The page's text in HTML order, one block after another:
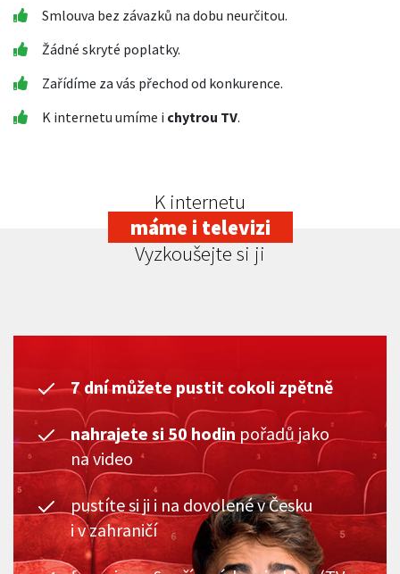
Smlouva bez závazků na dobu neurčitou.
Žádné skryté poplatky.
Zařídíme za vás přechod od konkurence.
K internetu umíme i chytrou TV.
K internetu
máme i televizi
Vyzkoušejte si ji
7 dní můžete pustit cokoli zpětně
nahrajete si 50 hodin pořadů jako
na video
pustíte si ji i na dovolené v Česku
i v zahraničí